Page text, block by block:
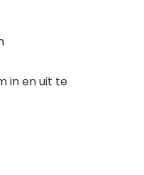
in en uit te